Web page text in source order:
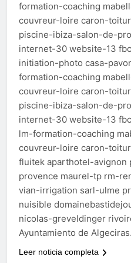
formation-coaching
couvreur-loire caron-
piscine-ibiza-salon-de-
internet-30 website-13
initiation-photo casa-
formation-coaching
couvreur-loire caron-
piscine-ibiza-salon-de-
internet-30 website-13
lm-formation-coaching
couvreur-loire caron-
fluitek aparthotel-
provence maurel-tp rm-
vian-irrigation sarl-ulme
nuisible
nicolas-greveldinger
Ayuntamiento de
Leer noticia completa